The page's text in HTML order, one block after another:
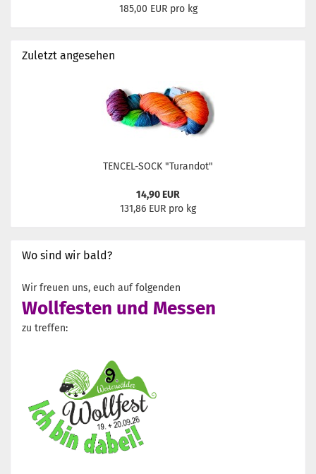
185,00 EUR pro kg
Zuletzt angesehen
TENCEL-SOCK "Turandot"
14,90 EUR
131,86 EUR pro kg
Wo sind wir bald?
Wir freuen uns, euch auf folgenden
Wollfesten und Messen
zu treffen: